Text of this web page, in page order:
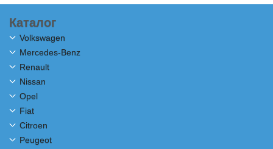
Каталог
Volkswagen
Mercedes-Benz
Renault
Nissan
Opel
Fiat
Citroen
Peugeot